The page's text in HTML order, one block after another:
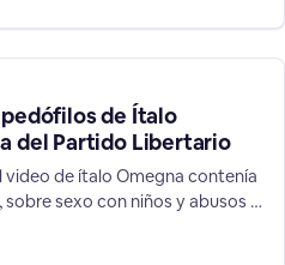
de Ítalo
del Partido Libertario
video de ítalo Omegna contenía
sexo con niños y abusos a